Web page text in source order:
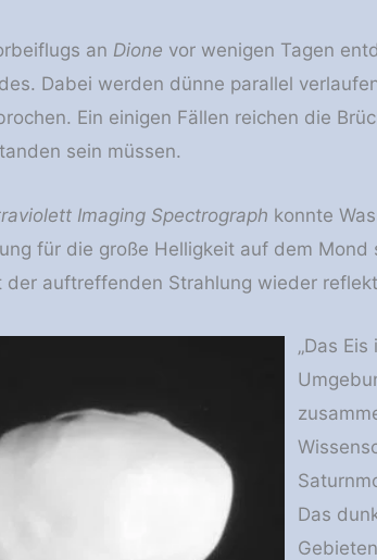
an Dione vor wenigen Tagen
Dabei werden dünne parallel
Ein einigen Fällen reichen die
sein müssen.
Imaging Spectrograph konnte
für die große Helligkeit auf dem
der auftreffenden Strahlung wieder
„Das
Das